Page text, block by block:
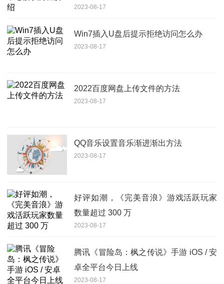
2023-08-17
Win7插入U盘后提示拒绝访问怎么办
2023-08-17
2022百度网盘上传文件的方法
2023-08-17
QQ音乐设置音乐渐进渐出方法
2023-08-17
好评如潮，《完美音浪》游戏活跃玩家
数量超过 300 万
2023-08-17
腾讯《冒险岛：枫之传说》手游 iOS / 安
卓全平台今日上线
2023-08-17